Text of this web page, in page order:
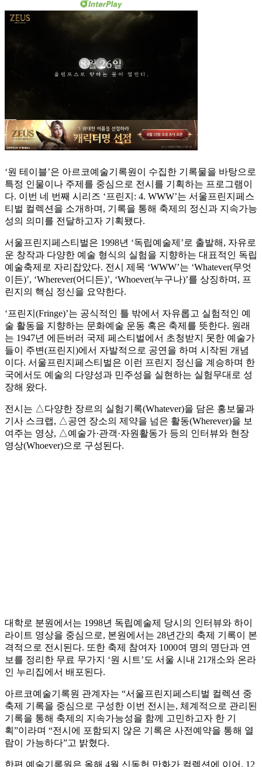
‘원 테이블’은 아르코예술기록원이 수집한 기록물을 바탕으로
특정 인물이나 주제를 중심으로 전시를 기획하는 프로그램이
다. 이번 네 번째 시리즈 ‘프린지: 4. WWW’는 서울프린지페스
티벌 컬렉션을 소개하며, 기록을 통해 축제의 정신과 지속가능
성의 의미를 전달하고자 기획됐다.
서울프린지페스티벌은 1998년 ‘독립예술제’로 출발해, 자유로
운 창작과 다양한 예술 형식의 실험을 지향하는 대표적인 독립
예술축제로 자리잡았다. 전시 제목 ‘WWW’는 ‘Whatever(무엇
이든)’, ‘Wherever(어디든)’, ‘Whoever(누구나)’를 상징하며, 프
린지의 핵심 정신을 요약한다.
‘프린지(Fringe)’는 공식적인 틀 밖에서 자유롭고 실험적인 예
술 활동을 지향하는 문화예술 운동 혹은 축제를 뜻한다. 원래
는 1947년 에든버러 국제 페스티벌에서 초청받지 못한 예술가
들이 주변(프린지)에서 자발적으로 공연을 하며 시작된 개념
이다. 서울프린지페스티벌은 이런 프린지 정신을 계승하며 한
국에서도 예술의 다양성과 민주성을 실현하는 실험무대로 성
장해 왔다.
전시는 △다양한 장르의 실험기록(Whatever)을 담은 홍보물과
기사 스크랩, △공연 장소의 제약을 넘은 활동(Wherever)을 보
여주는 영상, △예술가·관객·자원활동가 등의 인터뷰와 현장
영상(Whoever)으로 구성된다.
대학로 분원에서는 1998년 독립예술제 당시의 인터뷰와 하이
라이트 영상을 중심으로, 본원에서는 28년간의 축제 기록이 본
격적으로 전시된다. 또한 축제 참여자 1000여 명의 명단과 연
보를 정리한 무료 무가지 ‘원 시트’도 서울 시내 21개소와 온라
인 누리집에서 배포된다.
아르코예술기록원 관계자는 “서울프린지페스티벌 컬렉션 중
축제 기록을 중심으로 구성한 이번 전시는, 체계적으로 관리된
기록을 통해 축제의 지속가능성을 함께 고민하고자 한 기
획”이라며 “전시에 포함되지 않은 기록은 사전예약을 통해 열
람이 가능하다”고 밝혔다.
한편 예술기록원은 올해 4월 신동헌 만화가 컬렉션에 이어, 12